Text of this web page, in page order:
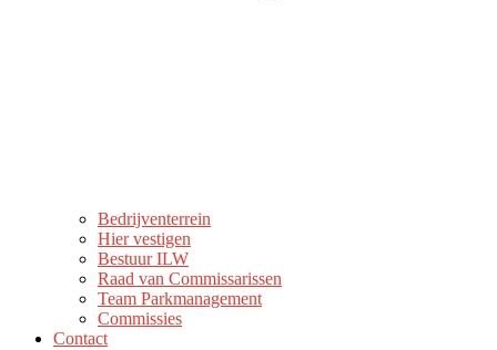
Bedrijventerrein
Hier vestigen
Bestuur ILW
Raad van Commissarissen
Team Parkmanagement
Commissies
Contact